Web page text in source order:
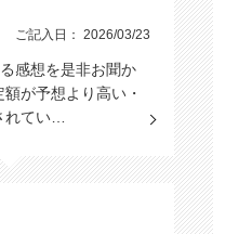
ご記入日： 2026/03/23
感想を是非お聞か
が予想より高い・
れてい…